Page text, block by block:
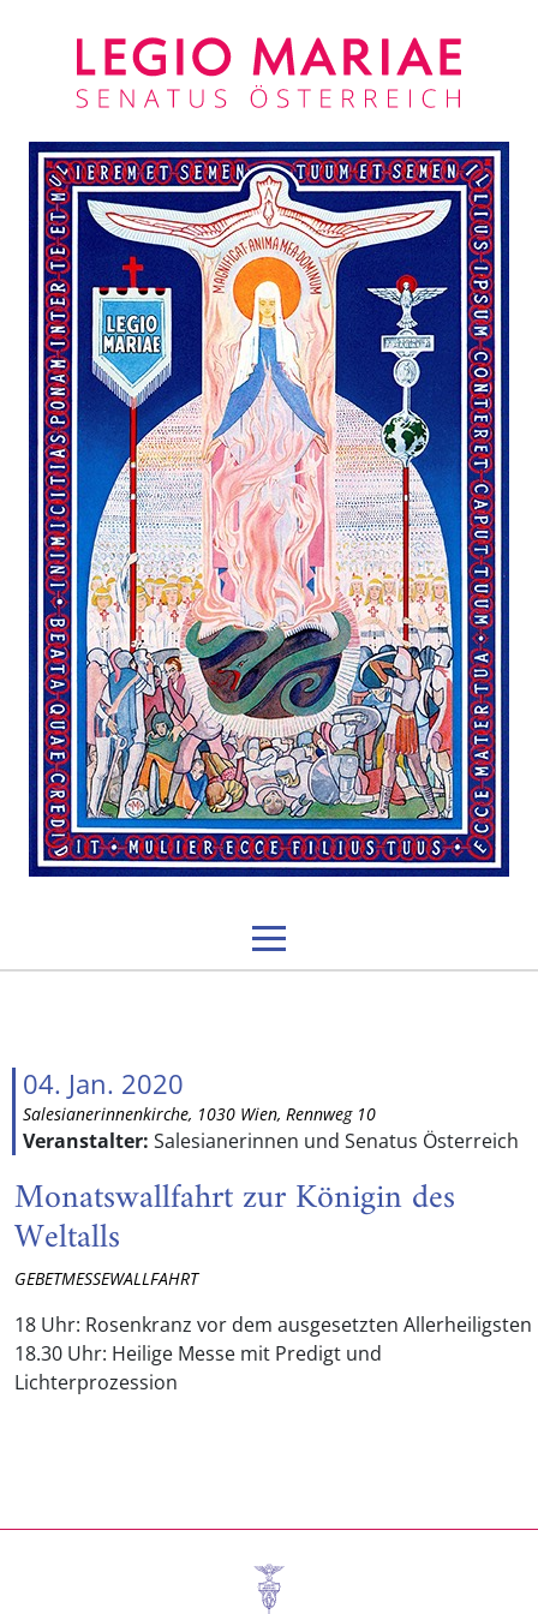
04. Jan. 2020
Salesianerinnenkirche, 1030 Wien, Rennweg 10
Veranstalter: Salesianerinnen und Senatus Österreich
Monatswallfahrt zur Königin des
Weltalls
GEBETMESSEWALLFAHRT
18 Uhr: Rosenkranz vor dem ausgesetzten Allerheiligsten
18.30 Uhr: Heilige Messe mit Predigt und
Lichterprozession